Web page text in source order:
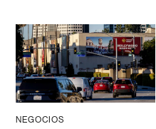
NEGOCIOS